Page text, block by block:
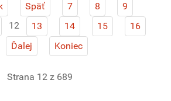
Späť 7 8
9
12 13 14 15
16
Ďalej
Koniec
Strana 12 z 689